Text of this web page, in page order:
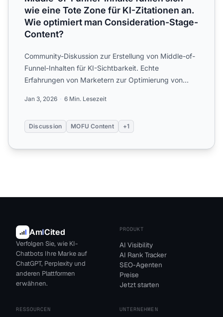
wie eine Tote Zone für KI-Zitationen an.
Wie optimiert man Consideration-Stage-
Content?
Community-Diskussion zur Erstellung von Middle-of-
Funnel-Inhalten für KI-Sichtbarkeit. Echte
Erfahrungen von Marketern zur Optimierung von
Jan 3, 2026 6 Min. Lesezeit
Discussion MOFU Content +1
AmICited
Verfolgen Sie, wie KI-
Chatbots Ihre Marke auf
ChatGPT, Perplexity und
anderen Plattformen
erwähnen.
PRODUKT
AI Visibility
AI Rank Tracker
SEO-Agenten
Preise
Jetzt starten
RESSOURCEN UNTERNEHMEN